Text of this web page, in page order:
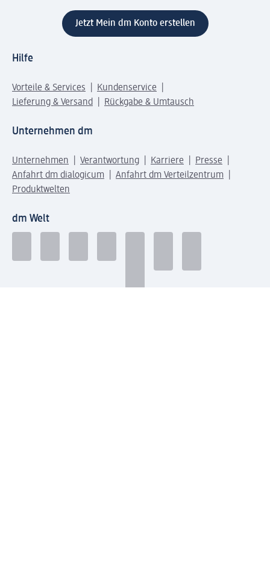
Jetzt Mein dm Konto erstellen
Hilfe
Vorteile & Services
Kundenservice
Lieferung & Versand
Rückgabe & Umtausch
Unternehmen dm
Unternehmen Verantwortung Karriere
Presse
Anfahrt dm dialogicum
Anfahrt dm Verteilzentrum
Produktwelten
dm Welt